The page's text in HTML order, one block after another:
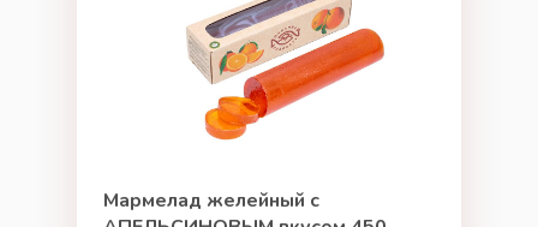
Мармелад желейный с